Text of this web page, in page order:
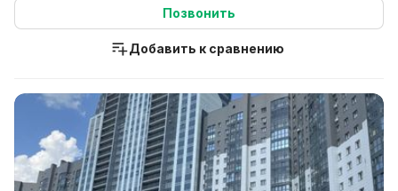
Позвонить
Добавить к сравнению